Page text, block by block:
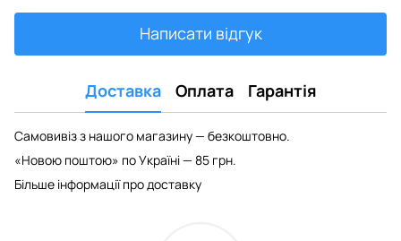
Написати відгук
Доставка Оплата Гарантія
Самовивіз з нашого магазину — безкоштовно.
«Новою поштою» по Україні — 85 грн.
Більше інформації про доставку